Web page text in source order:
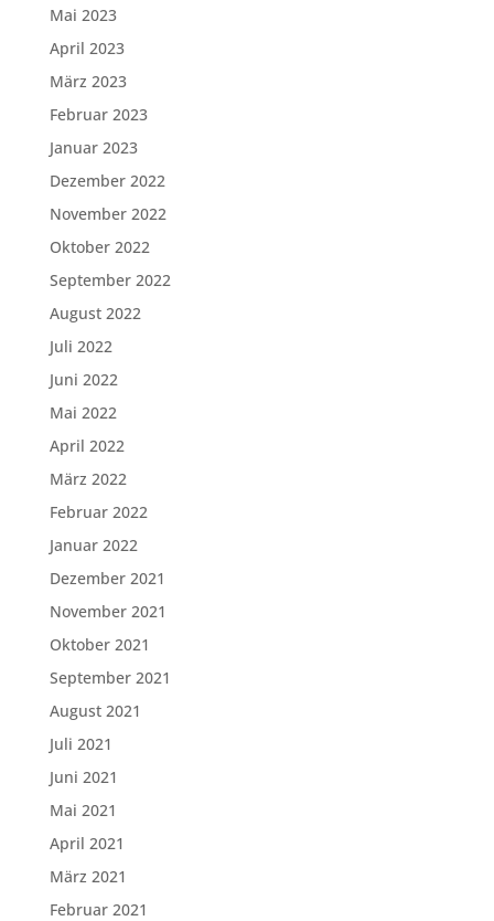
Mai 2023
April 2023
März 2023
Februar 2023
Januar 2023
Dezember 2022
November 2022
Oktober 2022
September 2022
August 2022
Juli 2022
Juni 2022
Mai 2022
April 2022
März 2022
Februar 2022
Januar 2022
Dezember 2021
November 2021
Oktober 2021
September 2021
August 2021
Juli 2021
Juni 2021
Mai 2021
April 2021
März 2021
Februar 2021